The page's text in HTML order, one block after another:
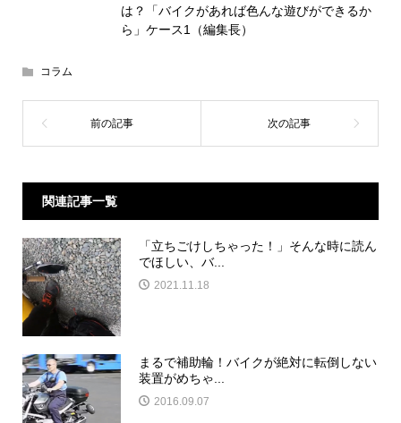
は？「バイクがあれば色んな遊びができるか
ら」ケース1（編集長）
コラム
関連記事一覧
「立ちごけしちゃった！」そんな時に読ん
でほしい、バ...
2021.11.18
まるで補助輪！バイクが絶対に転倒しない
装置がめちゃ...
2016.09.07